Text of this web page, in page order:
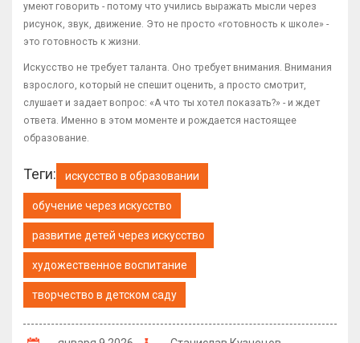
умеют говорить - потому что учились выражать мысли через
рисунок, звук, движение. Это не просто «готовность к школе» -
это готовность к жизни.
Искусство не требует таланта. Оно требует внимания. Внимания
взрослого, который не спешит оценить, а просто смотрит,
слушает и задает вопрос: «А что ты хотел показать?» - и ждет
ответа. Именно в этом моменте и рождается настоящее
образование.
Теги: искусство в образовании
обучение через искусство
развитие детей через искусство
художественное воспитание
творчество в детском саду